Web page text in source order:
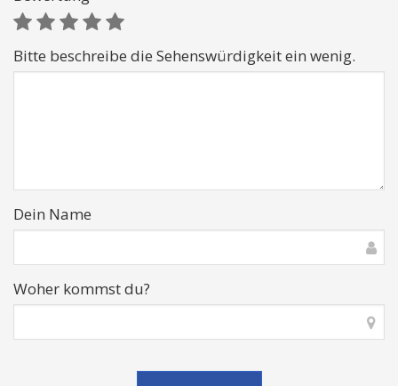
Bitte beschreibe die Sehenswürdigkeit ein wenig.
Dein Name
Woher kommst du?